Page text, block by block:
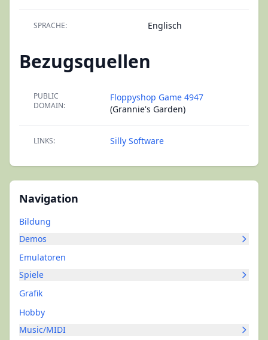
Navigation
Bildung
Demos
Emulatoren
Spiele
Grafik
Hobby
Music/MIDI
SPRACHE: Englisch
Bezugsquellen
PUBLIC
DOMAIN:
Floppyshop Game 4947
(Grannie's Garden)
LINKS: Silly Software